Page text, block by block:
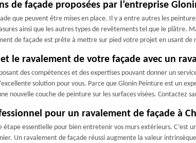
de façade proposées par l’entreprise
que peuvent être mises en place. Il y a entre autres les
ainsi que les autres types de revêtements tel que le
de façade est prête à mettre sur pied votre projet en usant de
le ravalement de votre façade avec un
des compétences et des expertises pouvant donner un
solution pour vous. Parce que Glonin Peinture est un
nouvelle couche de peinture sur les surfaces visées. Contactez
pour un ravalement de façade à
étape essentielle pour bien entretenir vos murs extérieurs.
Un ravalement de façade réussi augmente la valeur